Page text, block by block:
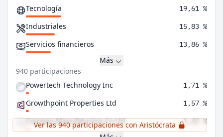
Tecnología
19,61 %
Industriales 15,83 %
Servicios financieros 13,86 %
Más
940 participaciones
Powertech Technology Inc
1,71 %
Growthpoint Properties Ltd 1,57 %
Compeq Manufaturing Co Ltd 1,42 %
Ver las 940 participaciones con Aristócrata